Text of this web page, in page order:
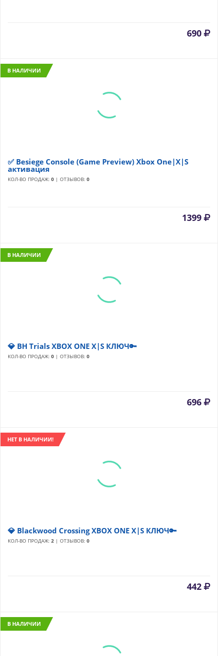
690
В НАЛИЧИИ
✅ Besiege Console (Game Preview) Xbox One|X|S
активация
КОЛ-ВО ПРОДАЖ: 0 | ОТЗЫВОВ: 0
1399
В НАЛИЧИИ
💎 BH Trials XBOX ONE X|S КЛЮЧ🔑
КОЛ-ВО ПРОДАЖ: 0 | ОТЗЫВОВ: 0
696
НЕТ В НАЛИЧИИ!
💎 Blackwood Crossing XBOX ONE X|S КЛЮЧ🔑
КОЛ-ВО ПРОДАЖ: 2 | ОТЗЫВОВ: 0
442
В НАЛИЧИИ